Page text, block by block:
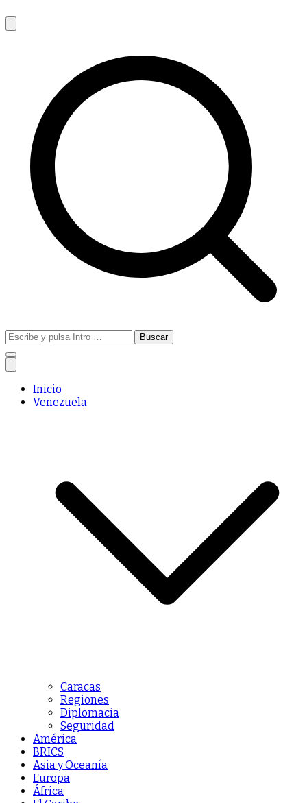
Buscar:
Inicio
Venezuela
Caracas
Regiones
Diplomacia
Seguridad
América
BRICS
Asia y Oceanía
Europa
África